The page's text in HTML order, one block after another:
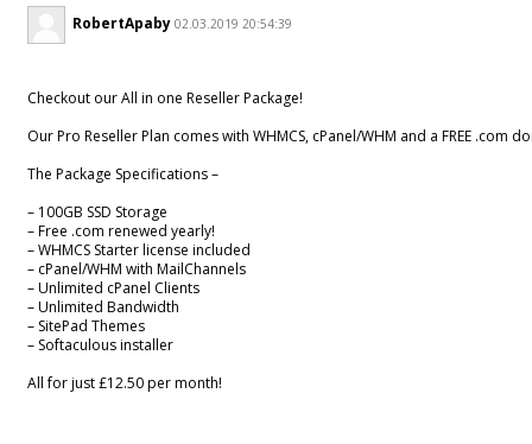
RobertApaby 02.03.2019 20:54:39
Checkout our All in one Reseller Package!
Our Pro Reseller Plan comes with WHMCS, cPanel/WHM and a FREE .com
The Package Specifications –
– 100GB SSD Storage
– Free .com renewed yearly!
– WHMCS Starter license included
– cPanel/WHM with MailChannels
– Unlimited cPanel Clients
– Unlimited Bandwidth
– SitePad Themes
– Softaculous installer
All for just £12.50 per month!